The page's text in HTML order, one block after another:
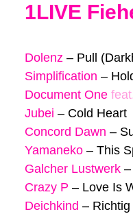
1LIVE
Dolenz – Pull
Simplification –
Document One
Jubei – Cold Heart
Concord Dawn –
Yamaneko – This
Galcher Lustwerk –
Crazy P – Love Is
Deichkind –